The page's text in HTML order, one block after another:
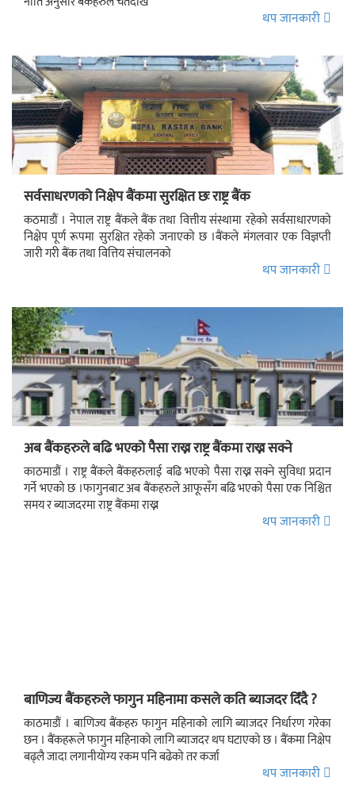
थप जानकारी
सर्वसाधरणको निक्षेप बैंकमा सुरक्षित छः राष्ट्र बैंक
कठमाडौं । नेपाल राष्ट्र बैंकले बैंक तथा वित्तीय संस्थामा रहेको सर्वसाधारणको
निक्षेप पूर्ण रूपमा सुरक्षित रहेको जनाएको छ ।बैंकले मंगलवार एक विज्ञप्ती
जारी गरी बैंक तथा वित्तिय संचालनको
थप जानकारी
अब बैंकहरुले बढि भएको पैसा राख्न राष्ट्र बैंकमा राख्न सक्ने
काठमाडौं । राष्ट्र बैंकले बैंकहरुलाई बढि भएको पैसा राख्न सक्ने सुविधा प्रदान
गर्ने भएको छ ।फागुनबाट अब बैंकहरुले आफूसँग बढि भएको पैसा एक निश्चित
समय र ब्याजदरमा राष्ट्र बैंकमा राख्न
थप जानकारी
बाणिज्य बैंकहरुले फागुन महिनामा कसले कति ब्याजदर दिँदै ?
काठमाडौं । बाणिज्य बैंकहरु फागुन महिनाको लागि ब्याजदर निर्धारण गरेका
छन । बैंकहरूले फागुन महिनाको लागि ब्याजदर थप घटाएको छ । बैंकमा निक्षेप
बढ्लै जादा लगानीयोग्य रकम पनि बढेको तर कर्जा
थप जानकारी